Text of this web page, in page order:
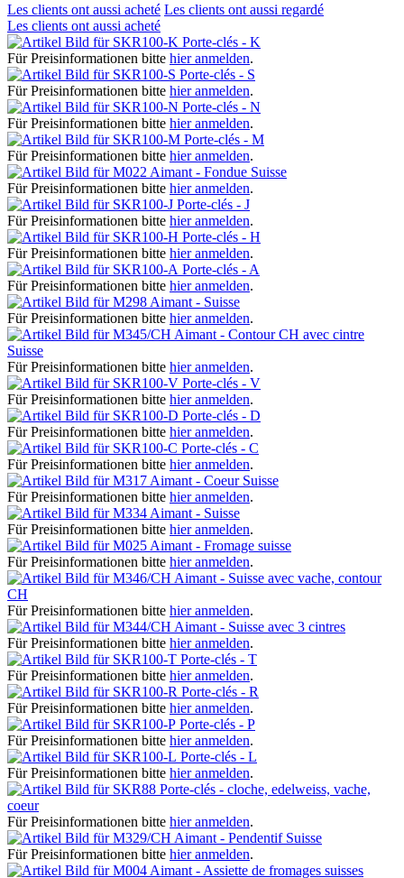
Les clients ont aussi acheté Les clients ont aussi regardé
Les clients ont aussi acheté
Porte-clés - K
Für Preisinformationen bitte hier anmelden.
Porte-clés - S
Für Preisinformationen bitte hier anmelden.
Porte-clés - N
Für Preisinformationen bitte hier anmelden.
Porte-clés - M
Für Preisinformationen bitte hier anmelden.
Aimant - Fondue Suisse
Für Preisinformationen bitte hier anmelden.
Porte-clés - J
Für Preisinformationen bitte hier anmelden.
Porte-clés - H
Für Preisinformationen bitte hier anmelden.
Porte-clés - A
Für Preisinformationen bitte hier anmelden.
Aimant - Suisse
Für Preisinformationen bitte hier anmelden.
Aimant - Contour CH avec cintre
Suisse
Für Preisinformationen bitte hier anmelden.
Porte-clés - V
Für Preisinformationen bitte hier anmelden.
Porte-clés - D
Für Preisinformationen bitte hier anmelden.
Porte-clés - C
Für Preisinformationen bitte hier anmelden.
Aimant - Coeur Suisse
Für Preisinformationen bitte hier anmelden.
Aimant - Suisse
Für Preisinformationen bitte hier anmelden.
Aimant - Fromage suisse
Für Preisinformationen bitte hier anmelden.
Aimant - Suisse avec vache, contour
CH
Für Preisinformationen bitte hier anmelden.
Aimant - Suisse avec 3 cintres
Für Preisinformationen bitte hier anmelden.
Porte-clés - T
Für Preisinformationen bitte hier anmelden.
Porte-clés - R
Für Preisinformationen bitte hier anmelden.
Porte-clés - P
Für Preisinformationen bitte hier anmelden.
Porte-clés - L
Für Preisinformationen bitte hier anmelden.
Porte-clés - cloche, edelweiss, vache,
coeur
Für Preisinformationen bitte hier anmelden.
Aimant - Pendentif Suisse
Für Preisinformationen bitte hier anmelden.
Aimant - Assiette de fromages suisses